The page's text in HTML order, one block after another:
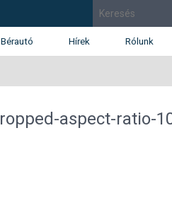
Bérautó Hírek Rólunk
Munkatársak
aspect-ratio-